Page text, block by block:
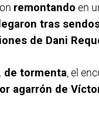
remontando en
tras
de Dani
de tormenta, el
agarrón de